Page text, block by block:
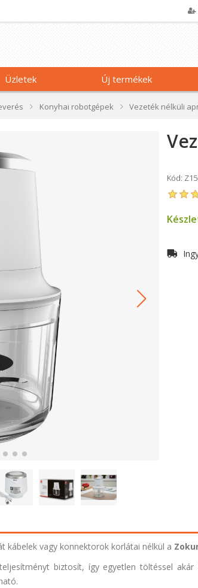
Üzletek Új termékek
Konyhai robotgépek Vezeték nélküli
Kód:
kábelek vagy konnektorok korlátai nélkül a
biztosít, így egyetlen töltéssel